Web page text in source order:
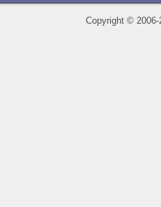
Copyright ©